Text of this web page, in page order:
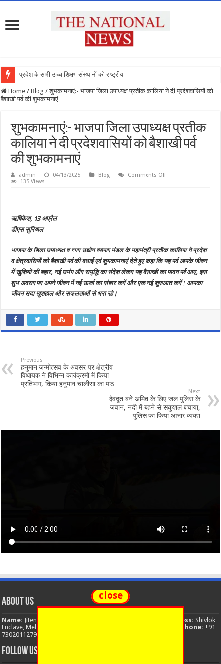
प्रदेश के सभी उच्च शिक्षण संस्थानों को राष्ट्रीय शि
Home / Blog / शुभकामनाएं:- भाजपा जिला उपाध्यक्ष प्रतीक कालिया ने दी प्रदेशवासियों को
बैशाखी पर्व की शुभकामनाएं
शुभकामनाएं:- भाजपा जिला उपाध्यक्ष प्रतीक
कालिया ने दी प्रदेशवासियों को बैशाखी पर्व
की शुभकामनाएं
admin 04/13/2025 Blog Comments Offon
बैशाखी
पर्व
की
शुभकामनाएं
135 Views
ऋषिकेश, 13 अप्रैल
डीएस सुरियाल
भाजपा के जिला उपाध्यक्ष व नगर उद्योग व्यापार मंडल के महामंत्री प्रतीक कालिया ने प्रदेश
व क्षेत्रवासियों को बैशाखी पर्व की बधाई एवं शुभकामनाएं देते हुए कहा कि यह पर्व आपके जीवन
में खुशियों की बहार, नई उमंग और समृद्धि का संदेश लेकर यह बैसाखी का पावन पर्व आए, इस
शुभ अवसर पर अपने जीवन में नई ऊर्जा का संचार करें और एक नई शुरुआत करें। आपका
जीवन सदा खुशहाल और सफलताओं से भरा रहे।
Previous
हनुमान जन्मोत्सव के अवसर पर क्षेत्रीय
विधायक ने विभिन्न कार्यक्रमों में किया
प्रतिभाग, किया हनुमान चालीसा का पाठ
Next
देवदूत बने अमित के लिए जल पुलिस के
जवान, नदी में बहने से सकुशल बचाया,
पुलिस का किया आभार व्यक्त
About Us
Name: Jitendra Singh Address: Shivlok
Enclave, Mehuwala Mafi, Dehradun, Uttarakhand, 248001, India
Phone: +91
7302011279
FOLLOW US
close